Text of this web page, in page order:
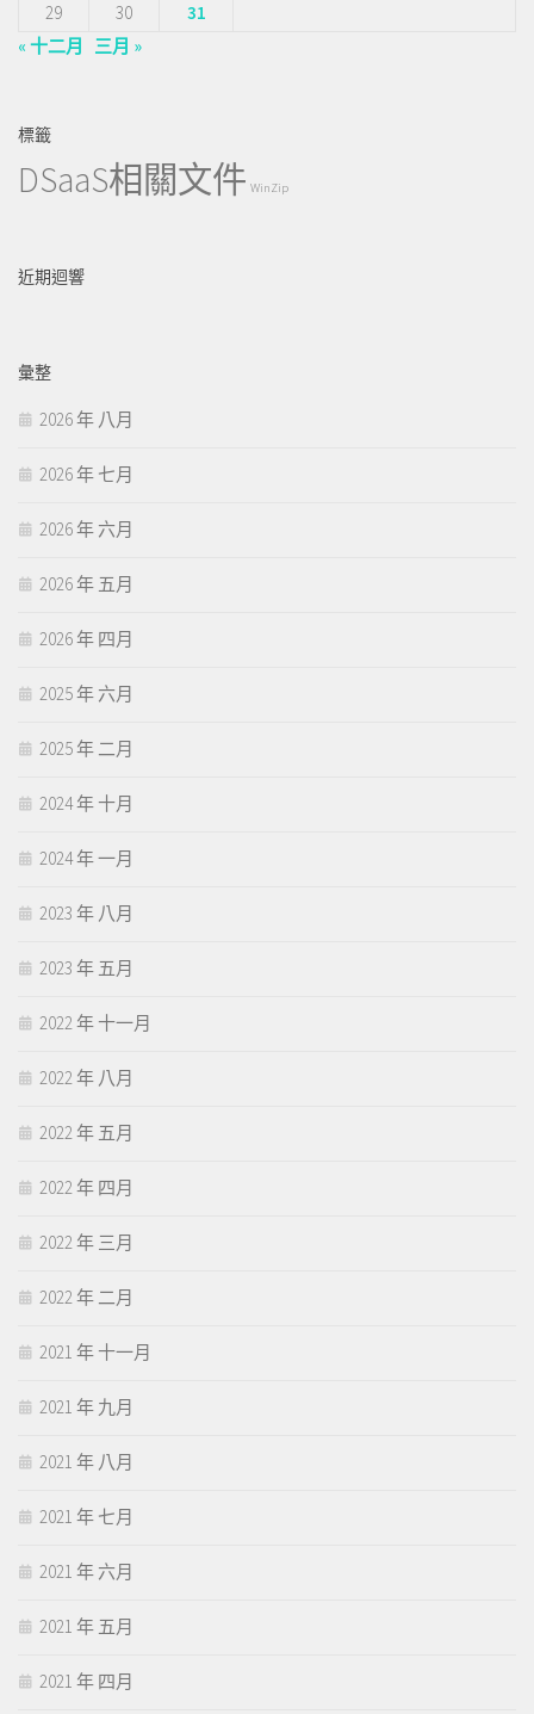
29
30
31
« 十二月
三月 »
標籤
DSaaS相關文件 WinZip
近期迴響
彙整
2026 年 八月
2026 年 七月
2026 年 六月
2026 年 五月
2026 年 四月
2025 年 六月
2025 年 二月
2024 年 十月
2024 年 一月
2023 年 八月
2023 年 五月
2022 年 十一月
2022 年 八月
2022 年 五月
2022 年 四月
2022 年 三月
2022 年 二月
2021 年 十一月
2021 年 九月
2021 年 八月
2021 年 七月
2021 年 六月
2021 年 五月
2021 年 四月